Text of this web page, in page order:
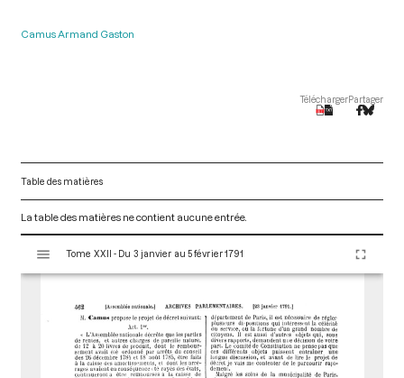
Camus Armand Gaston
TéléchargerPartager
Table des matières
La table des matières ne contient aucune entrée.
s
Tome XXII - Du 3 janvier au 5 février 1791